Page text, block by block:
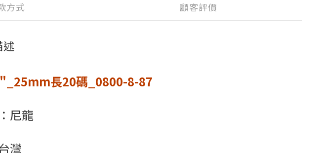
方式 顧客評價
述
長20碼_0800-8-87
尼龍
灣